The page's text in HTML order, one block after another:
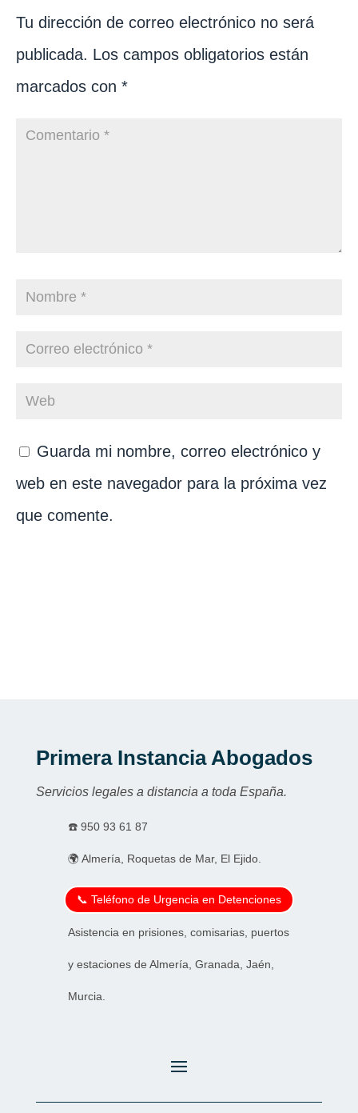
Tu dirección de correo electrónico no será
publicada. Los campos obligatorios están
marcados con *
Guarda mi nombre, correo electrónico y
web en este navegador para la próxima vez
que comente.
Primera Instancia Abogados
Servicios legales a distancia a toda España.
☎️ 950 93 61 87
🌍 Almería, Roquetas de Mar, El Ejido.
📞 Teléfono de Urgencia en Detenciones
Asistencia en prisiones, comisarias, puertos
y estaciones de Almería, Granada, Jaén,
Murcia.